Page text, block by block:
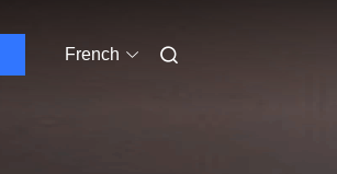
French